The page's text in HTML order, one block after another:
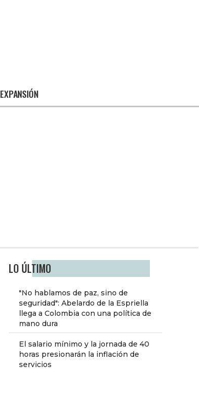
EXPANSIÓN
LO ÚLTIMO
"No hablamos de paz, sino de
seguridad": Abelardo de la Espriella
llega a Colombia con una política de
mano dura
El salario mínimo y la jornada de 40
horas presionarán la inflación de
servicios